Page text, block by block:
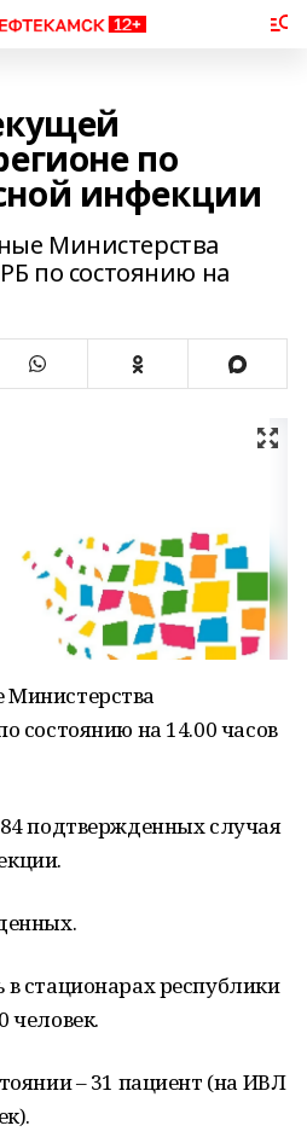
по
инфекции
Министерства
по состоянию на
состоянию на 14.00 часов
подтвержденных случая
стационарах республики
человек.
– 31 пациент (на ИВЛ